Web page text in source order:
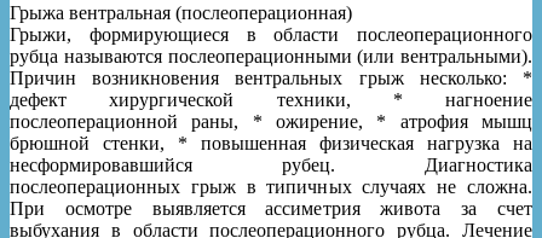
Грыжа вентральная (послеоперационная)
Грыжи, формирующиеся в области послеоперационного
рубца называются послеоперационными (или вентральными).
Причин возникновения вентральных грыж несколько: *
дефект хирургической техники, * нагноение
послеоперационной раны, * ожирение, * атрофия мышц
брюшной стенки, * повышенная физическая нагрузка на
несформировавшийся рубец. Диагностика
послеоперационных грыж в типичных случаях не сложна.
При осмотре выявляется ассиметрия живота за счет
выбухания в области послеоперационного рубца. Лечение